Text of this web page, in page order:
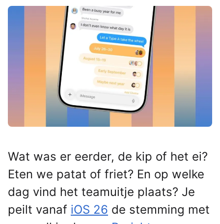
Wat was er eerder, de kip of het ei?
Eten we patat of friet? En op welke
dag vind het teamuitje plaats? Je
peilt vanaf iOS 26 de stemming met